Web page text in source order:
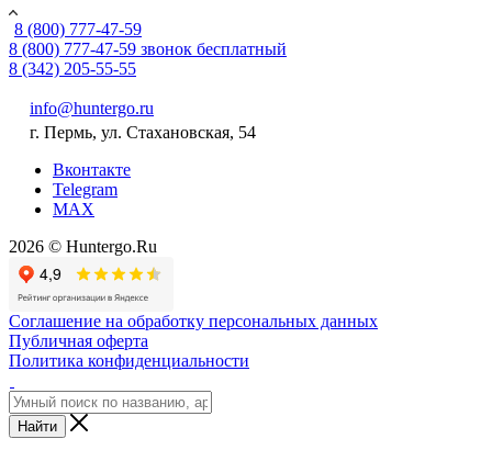
8 (800) 777-47-59
8 (800) 777-47-59 звонок бесплатный
8 (342) 205-55-55
info@huntergo.ru
г. Пермь, ул. Стахановская, 54
Вконтакте
Telegram
MAX
2026 © Huntergo.Ru
Соглашение на обработку персональных данных
Публичная оферта
Политика конфиденциальности
Найти